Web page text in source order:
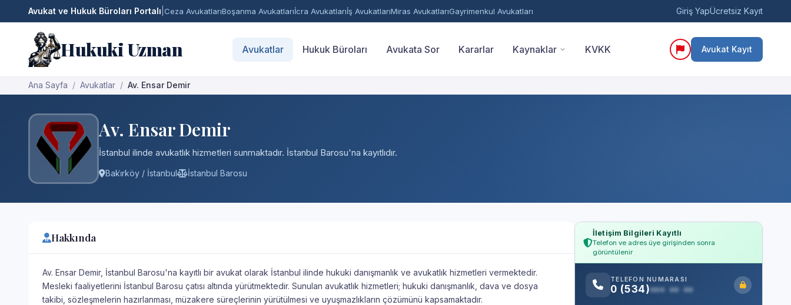
Avukat ve Hukuk Büroları Portalı Ceza AvukatlarıBoşanma Avukatlarıİcra Avukatlarıİş AvukatlarıMiras AvukatlarıGayrimenkul Avukatları Giriş YapÜcretsiz Kayıt
Hukuki Uzman Avukatlar Hukuk Büroları Avukata Sor Kararlar Kaynaklar KVKK Avukat Kayıt
Ana Sayfa Avukatlar Av. Ensar Demir
Av. Ensar Demir
İstanbul ilinde avukatlık hizmetleri sunmaktadır. İstanbul Barosu'na kayıtlıdır.
Baki̇rköy / İstanbul İstanbul Barosu
Hakkında
Av. Ensar Demir, İstanbul Barosu'na kayıtlı bir avukat olarak İstanbul ilinde hukuki danışmanlık ve avukatlık hizmetleri vermektedir.
Mesleki faaliyetlerini İstanbul Barosu çatısı altında yürütmektedir. Sunulan avukatlık hizmetleri; hukuki danışmanlık, dava ve dosya
takibi, sözleşmelerin hazırlanması, müzakere süreçlerinin yürütülmesi ve uyuşmazlıkların çözümünü kapsamaktadır.
İletişim Bilgileri Kayıtlı
Telefon ve adres üye girişinden sonra
görüntülenir
TELEFON NUMARASI
0 (534)••• •• ••